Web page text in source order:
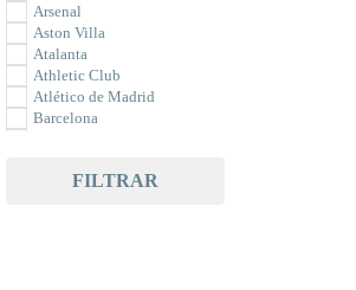
Arsenal
Aston Villa
Atalanta
Athletic Club
Atlético de Madrid
Barcelona
BenficaFILTRAR